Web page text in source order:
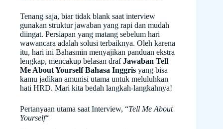
Tenang saja, biar tidak blank saat interview
gunakan struktur jawaban yang rapi dan mudah
diingat. Persiapan yang matang sebelum hari
wawancara adalah solusi terbaiknya. Oleh karena
itu, hari ini Bahasmin menyajikan panduan ekstra
lengkap, mencakup belasan drafJawaban Tell
Me About Yourself Bahasa Inggris yang bisa
kamu jadikan amunisi utama untuk meluluhkan
hati HRD. Mari kita bedah langkah-langkahnya!
Pertanyaan utama saat Interview, “Tell Me About
Yourself“